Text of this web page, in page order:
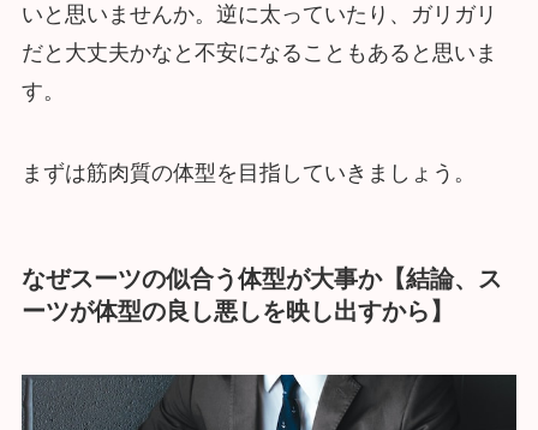
いと思いませんか。逆に太っていたり、ガリガリ
だと大丈夫かなと不安になることもあると思いま
す。
まずは筋肉質の体型を目指していきましょう。
なぜスーツの似合う体型が大事か【結論、ス
ーツが体型の良し悪しを映し出すから】